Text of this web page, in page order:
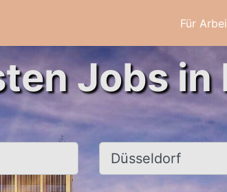
Für
Jobs
Ort, Stadt